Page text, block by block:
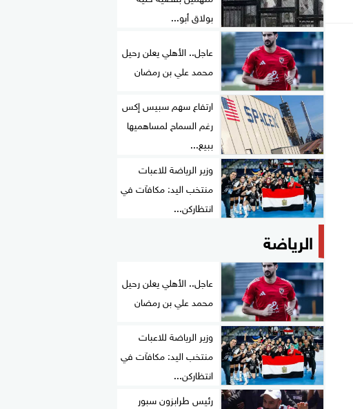
بولاق أبو...
عاجل.. الأهلي يعلن رحيل
محمد علي بن رمضان
ارتفاع سهم سبيس إكس
رغم السماح لمساهميها
ببيع...
وزير الرياضة للاعبات
منتخب اليد: مكافآت في
انتظاركن...
الرياضة
عاجل.. الأهلي يعلن رحيل
محمد علي بن رمضان
وزير الرياضة للاعبات
منتخب اليد: مكافآت في
انتظاركن...
رئيس طرابزون سبور